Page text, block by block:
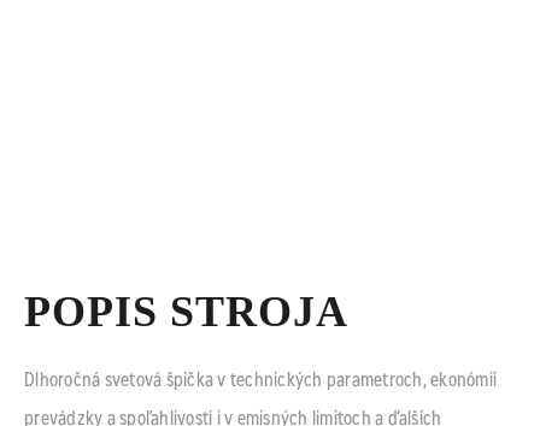
POPIS STROJA
Dlhoročná svetová špička v technických parametroch, ekonómii
prevádzky a spoľahlivosti i v emisných limitoch a ďalších